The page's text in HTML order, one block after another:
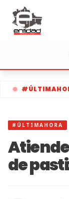
#ÚLTIMAHORA
de